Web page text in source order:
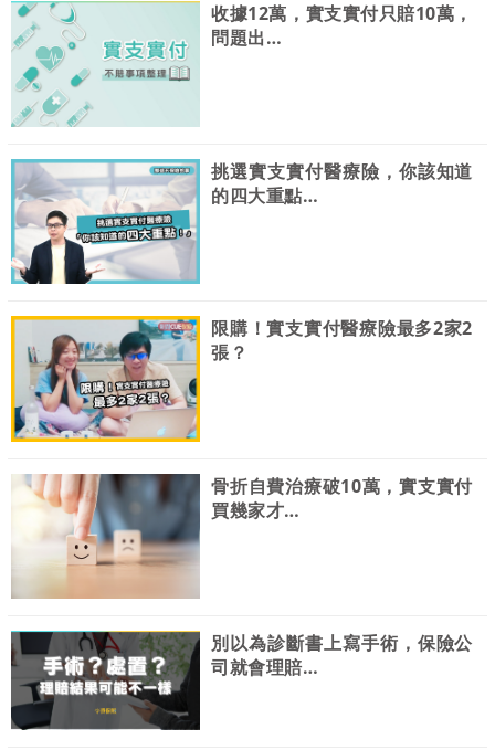
收據12萬，實支實付只賠10萬，
問題出…
挑選實支實付醫療險，你該知道
的四大重點…
限購！實支實付醫療險最多2家2
張？
骨折自費治療破10萬，實支實付
買幾家才…
別以為診斷書上寫手術，保險公
司就會理賠…